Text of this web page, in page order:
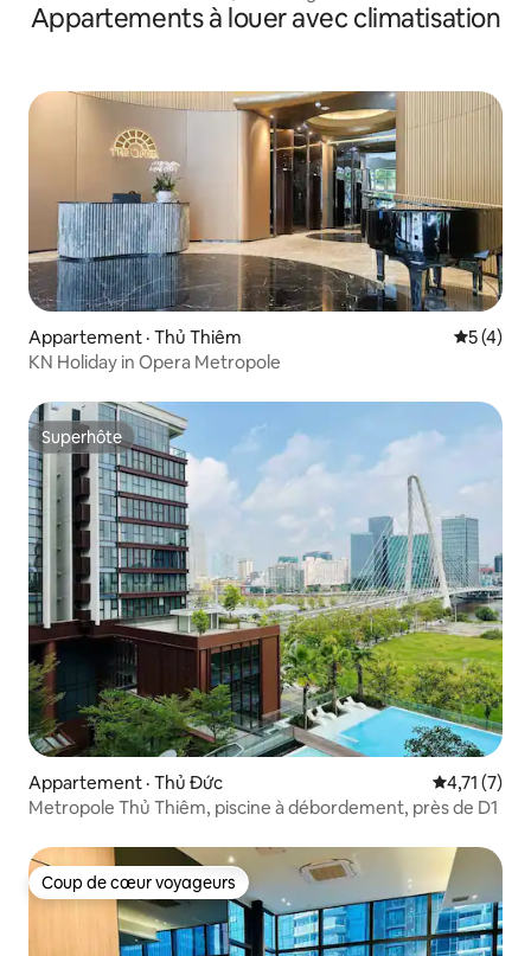
Appartements à louer avec climatisation
Appartement · Thủ Thiêm Note
5 (4)
KN Holiday in Opera Metropole
Superhôte
Superhôte
Appartement · Thủ Đức Note
4,71 (7)
Metropole Thủ Thiêm, piscine à débordement, près de D1
Coup de cœur voyageurs
Coup de cœur voyageurs